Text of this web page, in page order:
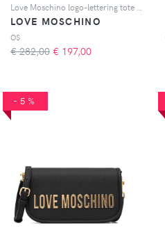
LOVE MOSCHINO
OS
€ 282,00 € 197,00
-5%